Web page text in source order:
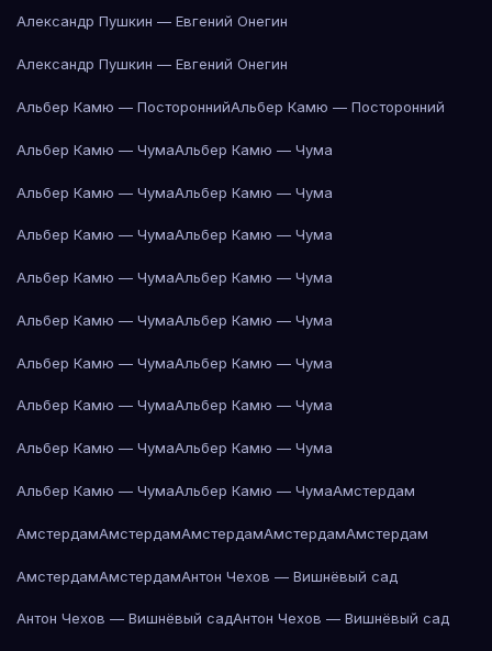
Александр Пушкин — Евгений Онегин
Александр Пушкин — Евгений Онегин
Альбер Камю — ПостороннийАльбер Камю — Посторонний
Альбер Камю — ЧумаАльбер Камю — Чума
Альбер Камю — ЧумаАльбер Камю — Чума
Альбер Камю — ЧумаАльбер Камю — Чума
Альбер Камю — ЧумаАльбер Камю — Чума
Альбер Камю — ЧумаАльбер Камю — Чума
Альбер Камю — ЧумаАльбер Камю — Чума
Альбер Камю — ЧумаАльбер Камю — Чума
Альбер Камю — ЧумаАльбер Камю — Чума
Альбер Камю — ЧумаАльбер Камю — ЧумаАмстердам
АмстердамАмстердамАмстердамАмстердамАмстердам
АмстердамАмстердамАнтон Чехов — Вишнёвый сад
Антон Чехов — Вишнёвый садАнтон Чехов — Вишнёвый сад